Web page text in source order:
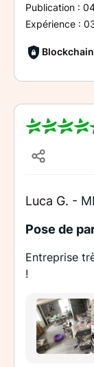
Publication :
Expérience :
Blockchain
Luca G. -
Pose de
Entreprise
!